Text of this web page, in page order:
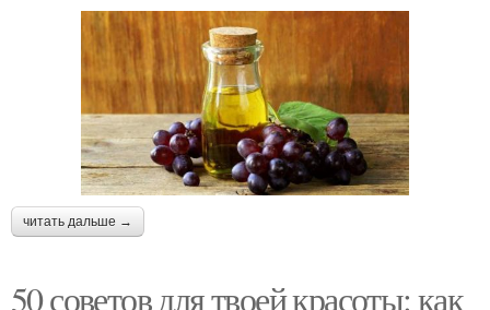
читать дальше →
50 советов для твоей красоты: как